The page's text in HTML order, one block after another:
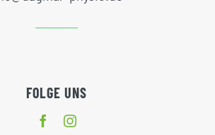
FOLGE UNS